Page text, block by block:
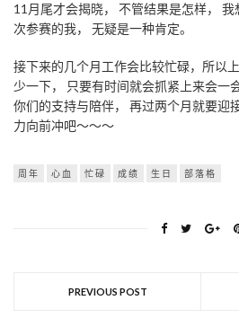
11月尾才会揭晓， 不管结果是怎样，
次参赛的我， 无疑是一种肯定。
接下来的几个月工作会比较忙碌，所以
少一下， 只要有时间就会抓紧上来会一
你们的支持与陪伴， 再过两个月就要迎
力向前冲吧～～～
周年 心血 忙碌 成绩 生日 部落格
PREVIOUS POST